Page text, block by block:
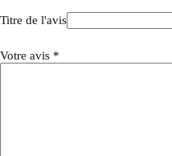
Titre de l'avis
Votre avis *